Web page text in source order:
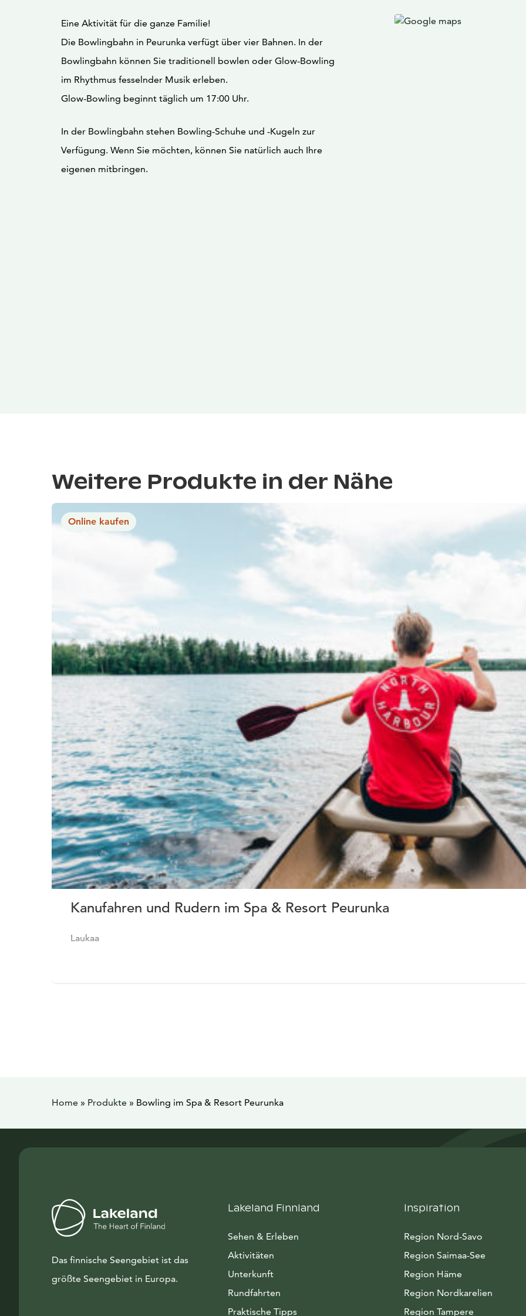
Eine Aktivität für die ganze Familie!
Die Bowlingbahn in Peurunka verfügt über vier Bahnen. In der
Bowlingbahn können Sie traditionell bowlen oder Glow-Bowling
im Rhythmus fesselnder Musik erleben.
Glow-Bowling beginnt täglich um 17:00 Uhr.
In der Bowlingbahn stehen Bowling-Schuhe und -Kugeln zur
Verfügung. Wenn Sie möchten, können Sie natürlich auch Ihre
eigenen mitbringen.
Weitere Produkte in der Nähe
Online kaufen
Kanufahren und Rudern im Spa & Resort Peurunka
Laukaa
Home » Produkte » Bowling im Spa & Resort Peurunka
Das finnische Seengebiet ist das
größte Seengebiet in Europa.
Lakeland Finnland
Sehen & Erleben
Aktivitäten
Unterkunft
Rundfahrten
Praktische Tipps
Inspiration
Region Nord-Savo
Region Saimaa-See
Region Häme
Region Nordkarelien
Region Tampere